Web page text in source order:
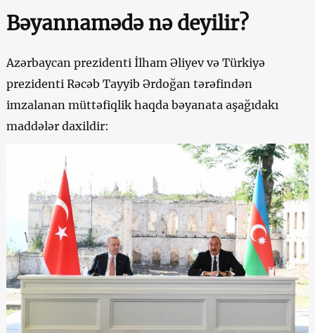
Bəyannamədə nə deyilir?
Azərbaycan prezidenti İlham Əliyev və Türkiyə
prezidenti Rəcəb Tayyib Ərdoğan tərəfindən
imzalanan müttəfiqlik haqda bəyanata aşağıdakı
maddələr daxildir: